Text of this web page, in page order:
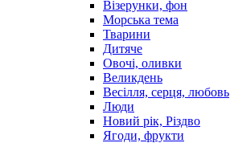
Візерунки, фон
Морська тема
Тварини
Дитяче
Овочі, оливки
Великдень
Весілля, серця, любовь
Люди
Новий рік, Різдво
Ягоди, фрукти